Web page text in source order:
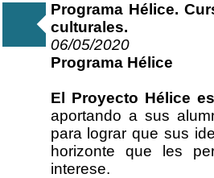
Programa Hélice.
culturales.
06/05/2020
Programa Hélice
El Proyecto Hélice
aportando a sus
para lograr que sus
horizonte que les
interese.